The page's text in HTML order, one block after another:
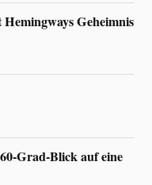
Geheimnis
Grad-Blick auf eine